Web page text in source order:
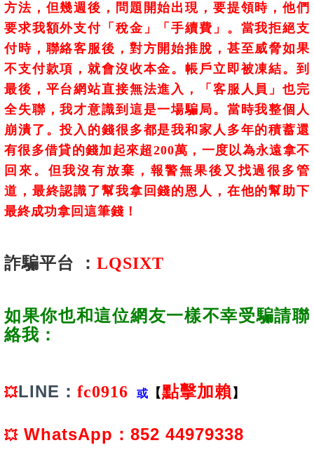
方法，但幾週後，問題開始出現，要提領時，他們
要求我額外支付「稅金」「手續費」。當我拒絕支
付時，聯絡客服後，對方開始推脫，甚至威脅如果
不支付款項，就會沒收本金。帳戶立即被凍結。到
最後，平台網站直接無法進入，「客服人員」也完
全失聯，我才意識到這是一場騙局。當時我整個人
崩潰了。投入的錢很多都是我和家人多年的積蓄還
有很多借貸的錢加起來超200萬，一度以為永遠拿不
回來。但我沒有放棄，報警無果後又找過很多管
道，最終認識了幫我拿回錢的恩人，在他的幫助下
最終成功拿回這筆錢！
詐騙平台 ： LQSIXT
如果你也和這位網友一樣不幸受騙請聯
絡我：
💥LINE： fc0916 或 【點擊加賴 】
💥 WhatsApp：852 44979338